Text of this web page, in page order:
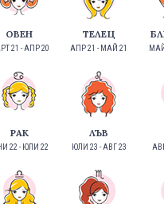
ОВЕН
21 - АПР 20
ТЕЛЕЦ
АПР 21 - МАЙ 21
РАК
22 - ЮЛИ 22
ЛЪВ
ЮЛИ 23 - АВГ 23